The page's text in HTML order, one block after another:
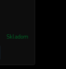
Skladom